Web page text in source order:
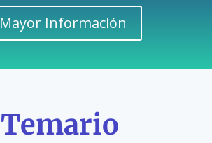
Mayor Información
Temario